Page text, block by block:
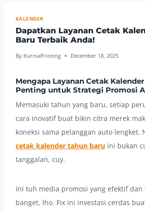
KALENDER
Dapatkan Layanan Cetak
Baru Terbaik Anda!
By KurniaPrinting December 18, 2025
Mengapa Layanan Cetak
Penting untuk Strategi Promosi
Memasuki tahun yang baru, setiap
cara inovatif buat bikin citra merek
koneksi sama pelanggan auto lengket.
cetak kalender tahun baru ini bukan
tanggalan, cuy.
Ini tuh media promosi yang efektif dan
banget, lho. Fix ini investasi cerdas